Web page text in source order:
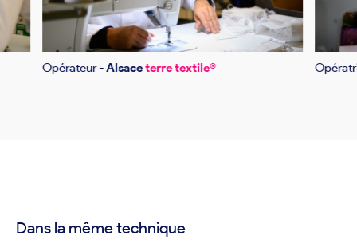
Opérateur -Alsaceterre textile®
Dans la même technique